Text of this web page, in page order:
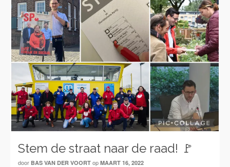
Stem de straat naar de raad! 🚩
door BAS VAN DER VOORT op MAART 16, 2022